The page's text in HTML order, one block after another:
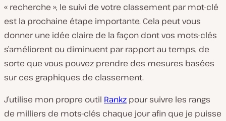
« recherche », le suivi de votre classement par mot-clé
est la prochaine étape importante. Cela peut vous
donner une idée claire de la façon dont vos mots-clés
s’améliorent ou diminuent par rapport au temps, de
sorte que vous pouvez prendre des mesures basées
sur ces graphiques de classement.
J’utilise mon propre outil Rankz pour suivre les rangs
de milliers de mots-clés chaque jour afin que je puisse